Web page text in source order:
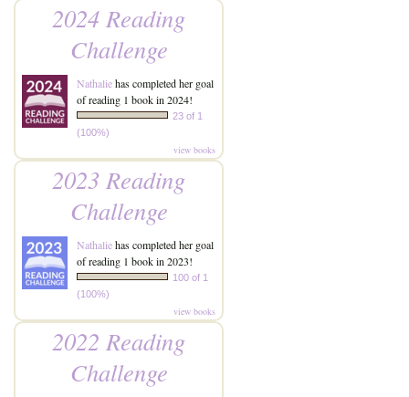
2024 Reading
Challenge
Nathaliehas completed her goal
of reading 1 book in 2024!
23 of 1
(100%)
view books
2023 Reading
Challenge
Nathaliehas completed her goal
of reading 1 book in 2023!
100 of 1
(100%)
view books
2022 Reading
Challenge